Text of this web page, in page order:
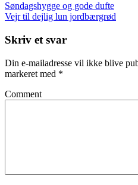
Søndagshygge og gode dufte
Vejr til dejlig lun jordbærgrød
Skriv et svar
Din e-mailadresse vil ikke blive
markeret med *
Comment